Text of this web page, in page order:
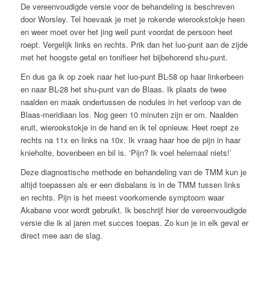
De vereenvoudigde versie voor de behandeling is beschreven
door Worsley. Tel hoevaak je met je rokende wierookstokje heen
en weer moet over het jing well punt voordat de persoon heet
roept. Vergelijk links en rechts. Prik dan het luo-punt aan de zijde
met het hoogste getal en tonifieer het bijbehorend shu-punt.
En dus ga ik op zoek naar het luo-punt BL-58 op haar linkerbeen
en naar BL-28 het shu-punt van de Blaas. Ik plaats de twee
naalden en maak ondertussen de nodules in het verloop van de
Blaas-meridiaan los. Nog geen 10 minuten zijn er om. Naalden
eruit, wierookstokje in de hand en ik tel opnieuw. Heet roept ze
rechts na 11x en links na 10x. Ik vraag haar hoe de pijn in haar
knieholte, bovenbeen en bil is. ‘Pijn? Ik voel helemaal niets!’
Deze diagnostische methode en behandeling van de TMM kun je
altijd toepassen als er een disbalans is in de TMM tussen links
en rechts. Pijn is het meest voorkomende symptoom waar
Akabane voor wordt gebruikt. Ik beschrijf hier de vereenvoudigde
versie die ik al jaren met succes toepas. Zo kun je in elk geval er
direct mee aan de slag.